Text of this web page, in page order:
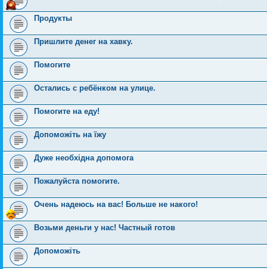
Продукты
Пришлите денег на хавку.
Помогите
Остались с ребёнком на улице.
Помогите на еду!
Допоможіть на їжу
Дуже необхідна допомога
Пожалуйста помогите.
Очень надеюсь на вас! Больше не накого!
Возьми деньги у нас! Частный готов
Допоможіть